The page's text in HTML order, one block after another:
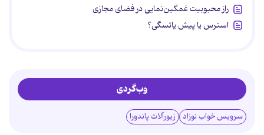
راز محبوبیت غمگین‌نمایی در فضای مجازی
استرس یا پیش یائسگی؟
وب‌گردی
سرویس خواب نوزاد زیورآلات پاندورا